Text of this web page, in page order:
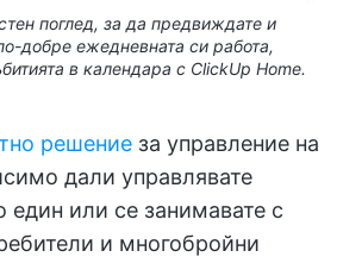
поглед, за да предвиждате и
добре ежедневната си работа,
в календара с ClickUp Home.
решение за управление на
дали управлявате
един или се занимавате с
и многобройни